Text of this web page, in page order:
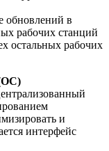
обновлений в
рабочих станций
остальных рабочих
и
интерфейс